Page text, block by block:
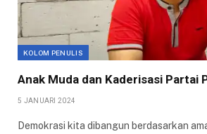
KOLOM PENULIS
Anak Muda dan Kaderisasi Partai
5 JANUARI 2024
Demokrasi kita dibangun berdasarkan